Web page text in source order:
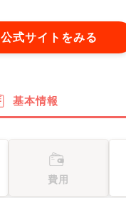
公式サイトをみる
基本情報
費用